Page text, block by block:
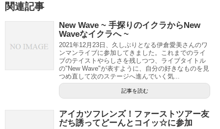
関連記事
New Wave ~ 手探りのイクラからNew
Waveなイクラへ ~
2021年12月23日、久しぶりとなる伊倉愛美さんのワ
ンマンライブに参加してきました。これまでのライ
ブのテイストやらしさを残しつつ、ライブタイトル
の"New Wave"が表すように、自分の好きなものを見
つめ直して次のステージへ進んでいく気...
記事を読む
アイカツフレンズ！ファーストツアー友
だち誘ってどーんとコイッ☆に参加